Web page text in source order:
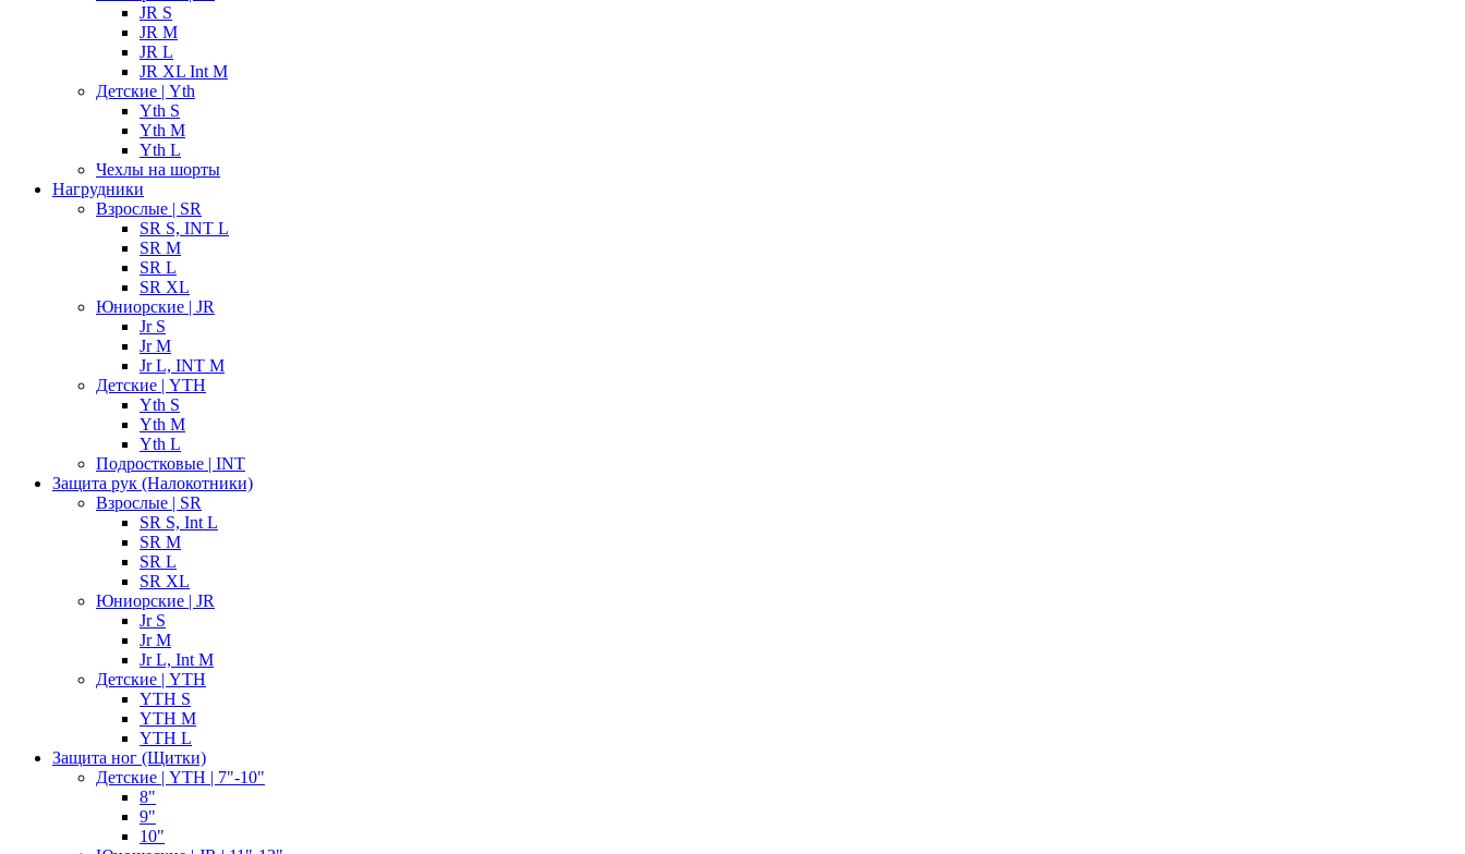
JR S
JR M
JR L
JR XL Int M
Детские | Yth
Yth S
Yth M
Yth L
Чехлы на шорты
Нагрудники
Взрослые | SR
SR S, INT L
SR M
SR L
SR XL
Юниорские | JR
Jr S
Jr M
Jr L, INT M
Детские | YTH
Yth S
Yth M
Yth L
Подростковые | INT
Защита рук (Налокотники)
Взрослые | SR
SR S, Int L
SR M
SR L
SR XL
Юниорские | JR
Jr S
Jr M
Jr L, Int M
Детские | YTH
YTH S
YTH M
YTH L
Защита ног (Щитки)
Детские | YTH | 7"-10"
8"
9"
10"